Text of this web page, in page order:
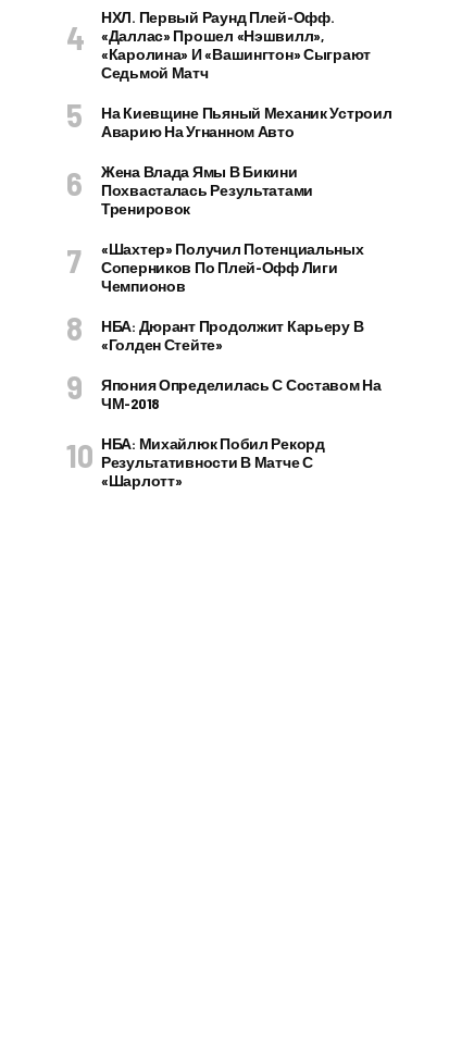
НХЛ. Первый Раунд Плей-Офф.
«Даллас» Прошел «Нэшвилл»,
«Каролина» И «Вашингтон» Сыграют
Седьмой Матч
На Киевщине Пьяный Механик Устроил
Аварию На Угнанном Авто
Жена Влада Ямы В Бикини
Похвасталась Результатами
Тренировок
«Шахтер» Получил Потенциальных
Соперников По Плей-Офф Лиги
Чемпионов
НБА: Дюрант Продолжит Карьеру В
«Голден Стейте»
Япония Определилась С Составом На
ЧМ-2018
НБА: Михайлюк Побил Рекорд
Результативности В Матче С
«Шарлотт»